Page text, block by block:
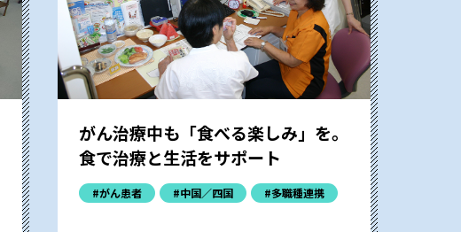
がん治療中も「食べる楽しみ」を。
食で治療と生活をサポート
#がん患者 #中国／四国 #多職種連携